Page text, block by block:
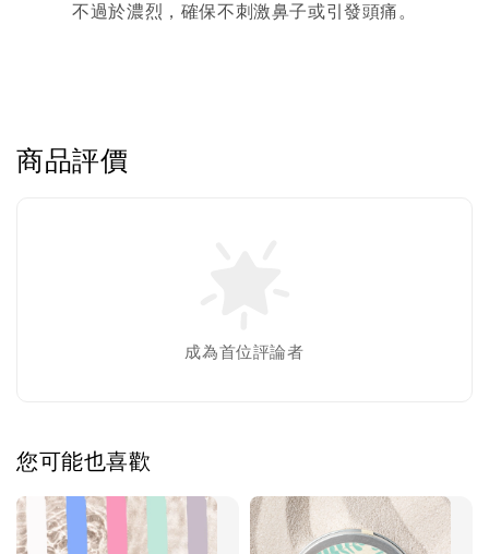
不過於濃烈，確保不刺激鼻子或引發頭痛。
商品評價
成為首位評論者
您可能也喜歡